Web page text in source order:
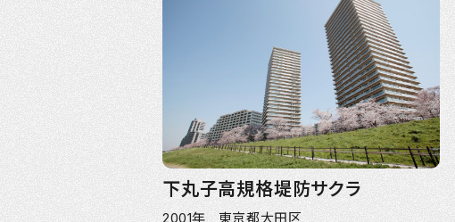
下丸子高規格堤防サクラ
2001年 東京都大田区